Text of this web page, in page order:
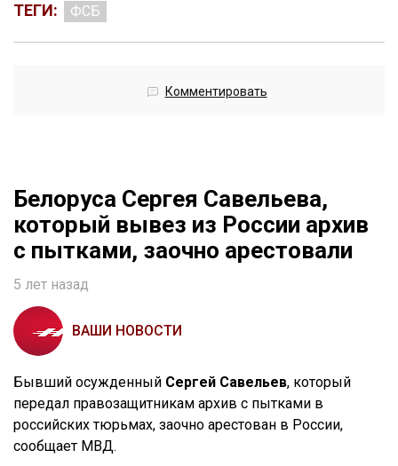
ТЕГИ: ФСБ
Комментировать
Белоруса Сергея Савельева,
который вывез из России архив
с пытками, заочно арестовали
5 лет назад
ВАШИ НОВОСТИ
Бывший осужденный Сергей Савельев, который
передал правозащитникам архив с пытками в
российских тюрьмах, заочно арестован в России,
сообщает МВД.